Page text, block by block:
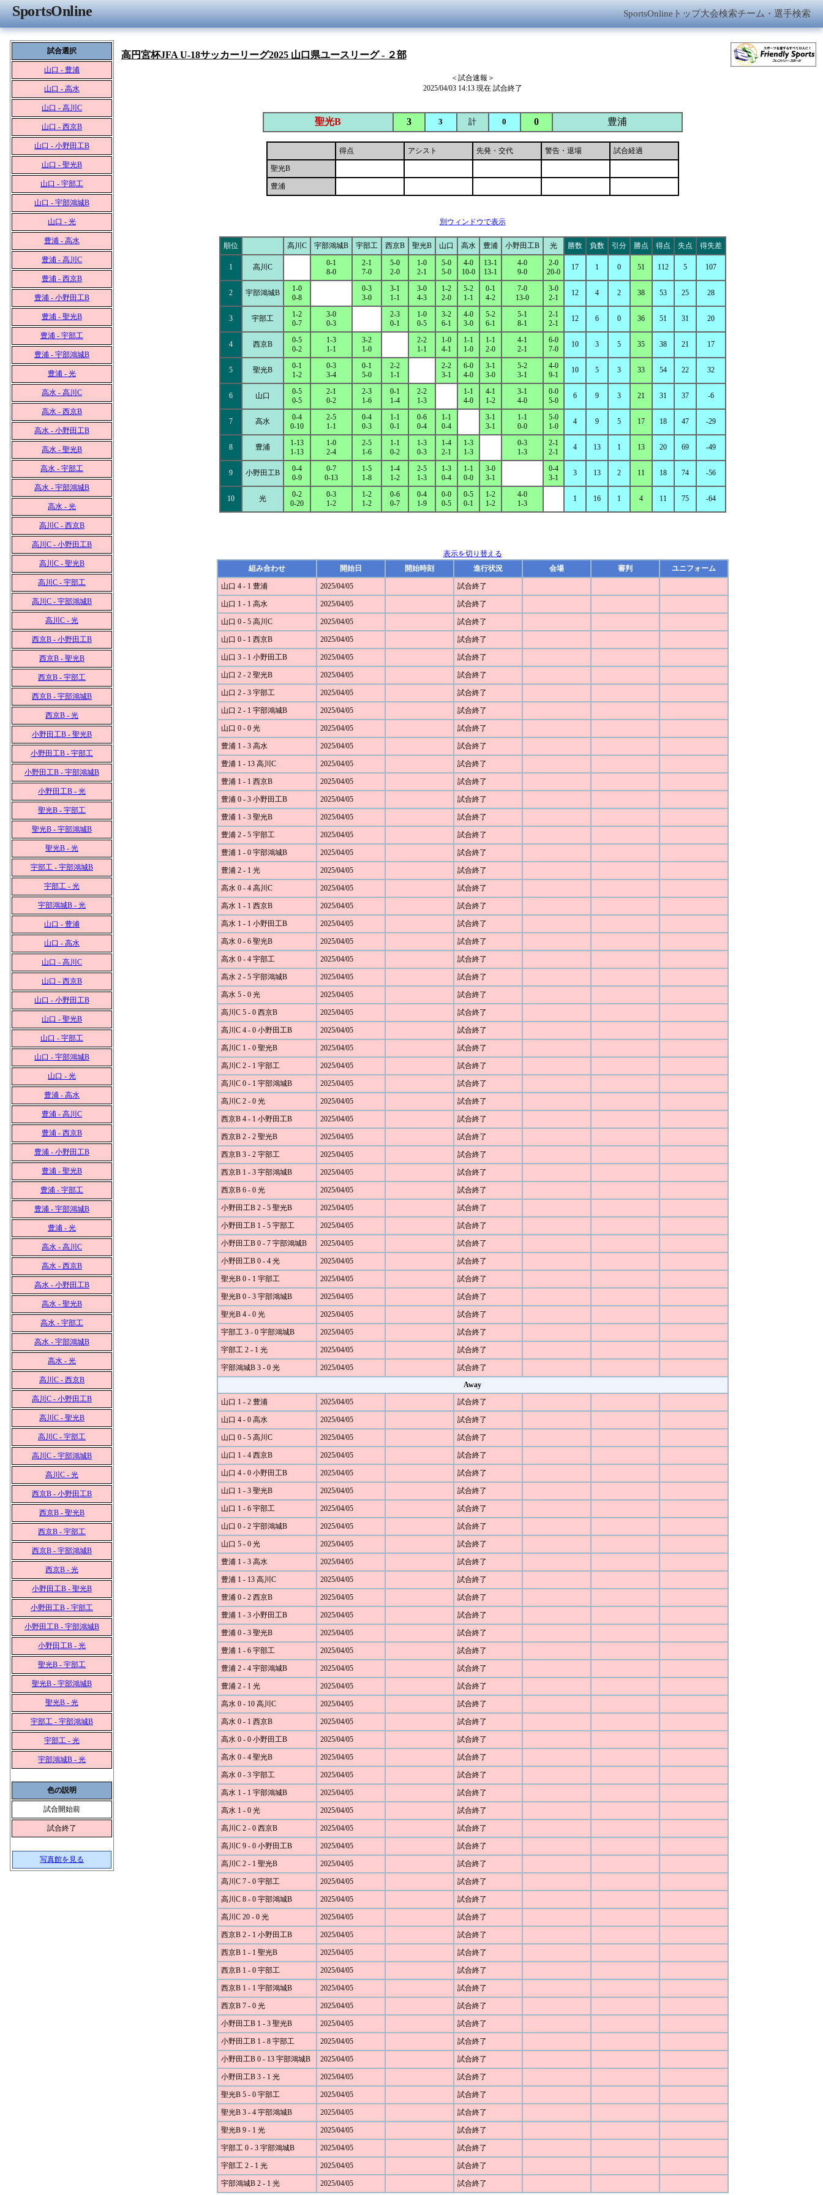
SportsOnline SportsOnlineトップ大会検索チーム・選手検索
試合選択
山口 - 豊浦
山口 - 高水
山口 - 高川C
山口 - 西京B
山口 - 小野田工B
山口 - 聖光B
山口 - 宇部工
山口 - 宇部鴻城B
山口 - 光
豊浦 - 高水
豊浦 - 高川C
豊浦 - 西京B
豊浦 - 小野田工B
豊浦 - 聖光B
豊浦 - 宇部工
豊浦 - 宇部鴻城B
豊浦 - 光
高水 - 高川C
高水 - 西京B
高水 - 小野田工B
高水 - 聖光B
高水 - 宇部工
高水 - 宇部鴻城B
高水 - 光
高川C - 西京B
高川C - 小野田工B
高川C - 聖光B
高川C - 宇部工
高川C - 宇部鴻城B
高川C - 光
西京B - 小野田工B
西京B - 聖光B
西京B - 宇部工
西京B - 宇部鴻城B
西京B - 光
小野田工B - 聖光B
小野田工B - 宇部工
小野田工B - 宇部鴻城B
小野田工B - 光
聖光B - 宇部工
聖光B - 宇部鴻城B
聖光B - 光
宇部工 - 宇部鴻城B
宇部工 - 光
宇部鴻城B - 光
山口 - 豊浦
山口 - 高水
山口 - 高川C
山口 - 西京B
山口 - 小野田工B
山口 - 聖光B
山口 - 宇部工
山口 - 宇部鴻城B
山口 - 光
豊浦 - 高水
豊浦 - 高川C
豊浦 - 西京B
豊浦 - 小野田工B
豊浦 - 聖光B
豊浦 - 宇部工
豊浦 - 宇部鴻城B
豊浦 - 光
高水 - 高川C
高水 - 西京B
高水 - 小野田工B
高水 - 聖光B
高水 - 宇部工
高水 - 宇部鴻城B
高水 - 光
高川C - 西京B
高川C - 小野田工B
高川C - 聖光B
高川C - 宇部工
高川C - 宇部鴻城B
高川C - 光
西京B - 小野田工B
西京B - 聖光B
西京B - 宇部工
西京B - 宇部鴻城B
西京B - 光
小野田工B - 聖光B
小野田工B - 宇部工
小野田工B - 宇部鴻城B
小野田工B - 光
聖光B - 宇部工
聖光B - 宇部鴻城B
聖光B - 光
宇部工 - 宇部鴻城B
宇部工 - 光
宇部鴻城B - 光
色の説明
試合開始前
試合終了
写真館を見る
高円宮杯JFA U-18サッカーリーグ2025 山口県ユースリーグ - ２部
＜試合速報＞
2025/04/03 14:13 現在 試合終了
聖光B 3 3 計 0 0 豊浦
得点 アシスト 先発・交代 警告・退場 試合経過
聖光B
豊浦
別ウィンドウで表示
順位 高川C 宇部鴻城B 宇部工 西京B 聖光B 山口 高水 豊浦 小野田工B 光 勝数 負数 引分 勝点 得点 失点 得失差
1 高川C
0-1
8-0
2-1
7-0
5-0
2-0
1-0
2-1
5-0
5-0
4-0
10-0
13-1
13-1
4-0
9-0
2-0
20-0
17 1 0 51 112 5 107
2 宇部鴻城B
1-0
0-8
0-3
3-0
3-1
1-1
3-0
4-3
1-2
2-0
5-2
1-1
0-1
4-2
7-0
13-0
3-0
2-1
12 4 2 38 53 25 28
3 宇部工
1-2
0-7
3-0
0-3
2-3
0-1
1-0
0-5
3-2
6-1
4-0
3-0
5-2
6-1
5-1
8-1
2-1
2-1
12 6 0 36 51 31 20
4 西京B
0-5
0-2
1-3
1-1
3-2
1-0
2-2
1-1
1-0
4-1
1-1
1-0
1-1
2-0
4-1
2-1
6-0
7-0
10 3 5 35 38 21 17
5 聖光B
0-1
1-2
0-3
3-4
0-1
5-0
2-2
1-1
2-2
3-1
6-0
4-0
3-1
3-0
5-2
3-1
4-0
9-1
10 5 3 33 54 22 32
6 山口
0-5
0-5
2-1
0-2
2-3
1-6
0-1
1-4
2-2
1-3
1-1
4-0
4-1
1-2
3-1
4-0
0-0
5-0
6 9 3 21 31 37 -6
7 高水
0-4
0-10
2-5
1-1
0-4
0-3
1-1
0-1
0-6
0-4
1-1
0-4
3-1
3-1
1-1
0-0
5-0
1-0
4 9 5 17 18 47 -29
8 豊浦
1-13
1-13
1-0
2-4
2-5
1-6
1-1
0-2
1-3
0-3
1-4
2-1
1-3
1-3
0-3
1-3
2-1
2-1
4 13 1 13 20 69 -49
9 小野田工B
0-4
0-9
0-7
0-13
1-5
1-8
1-4
1-2
2-5
1-3
1-3
0-4
1-1
0-0
3-0
3-1
0-4
3-1
3 13 2 11 18 74 -56
10 光
0-2
0-20
0-3
1-2
1-2
1-2
0-6
0-7
0-4
1-9
0-0
0-5
0-5
0-1
1-2
1-2
4-0
1-3
1 16 1 4 11 75 -64
表示を切り替える
組み合わせ
開始日 開始時刻 進行状況 会場 審判 ユニフォーム
山口 4 - 1 豊浦 2025/04/05 試合終了
山口 1 - 1 高水 2025/04/05 試合終了
山口 0 - 5 高川C 2025/04/05 試合終了
山口 0 - 1 西京B 2025/04/05 試合終了
山口 3 - 1 小野田工B 2025/04/05 試合終了
山口 2 - 2 聖光B 2025/04/05 試合終了
山口 2 - 3 宇部工 2025/04/05 試合終了
山口 2 - 1 宇部鴻城B 2025/04/05 試合終了
山口 0 - 0 光 2025/04/05 試合終了
豊浦 1 - 3 高水 2025/04/05 試合終了
豊浦 1 - 13 高川C 2025/04/05 試合終了
豊浦 1 - 1 西京B 2025/04/05 試合終了
豊浦 0 - 3 小野田工B 2025/04/05 試合終了
豊浦 1 - 3 聖光B 2025/04/05 試合終了
豊浦 2 - 5 宇部工 2025/04/05 試合終了
豊浦 1 - 0 宇部鴻城B 2025/04/05 試合終了
豊浦 2 - 1 光 2025/04/05 試合終了
高水 0 - 4 高川C 2025/04/05 試合終了
高水 1 - 1 西京B 2025/04/05 試合終了
高水 1 - 1 小野田工B 2025/04/05 試合終了
高水 0 - 6 聖光B 2025/04/05 試合終了
高水 0 - 4 宇部工 2025/04/05 試合終了
高水 2 - 5 宇部鴻城B 2025/04/05 試合終了
高水 5 - 0 光 2025/04/05 試合終了
高川C 5 - 0 西京B 2025/04/05 試合終了
高川C 4 - 0 小野田工B 2025/04/05 試合終了
高川C 1 - 0 聖光B 2025/04/05 試合終了
高川C 2 - 1 宇部工 2025/04/05 試合終了
高川C 0 - 1 宇部鴻城B 2025/04/05 試合終了
高川C 2 - 0 光 2025/04/05 試合終了
西京B 4 - 1 小野田工B 2025/04/05 試合終了
西京B 2 - 2 聖光B 2025/04/05 試合終了
西京B 3 - 2 宇部工 2025/04/05 試合終了
西京B 1 - 3 宇部鴻城B 2025/04/05 試合終了
西京B 6 - 0 光 2025/04/05 試合終了
小野田工B 2 - 5 聖光B 2025/04/05 試合終了
小野田工B 1 - 5 宇部工 2025/04/05 試合終了
小野田工B 0 - 7 宇部鴻城B 2025/04/05 試合終了
小野田工B 0 - 4 光 2025/04/05 試合終了
聖光B 0 - 1 宇部工 2025/04/05 試合終了
聖光B 0 - 3 宇部鴻城B 2025/04/05 試合終了
聖光B 4 - 0 光 2025/04/05 試合終了
宇部工 3 - 0 宇部鴻城B 2025/04/05 試合終了
宇部工 2 - 1 光 2025/04/05 試合終了
宇部鴻城B 3 - 0 光 2025/04/05
試合終了
Away
山口 1 - 2 豊浦
2025/04/05 試合終了
山口 4 - 0 高水 2025/04/05 試合終了
山口 0 - 5 高川C 2025/04/05 試合終了
山口 1 - 4 西京B 2025/04/05 試合終了
山口 4 - 0 小野田工B 2025/04/05 試合終了
山口 1 - 3 聖光B 2025/04/05 試合終了
山口 1 - 6 宇部工 2025/04/05 試合終了
山口 0 - 2 宇部鴻城B 2025/04/05 試合終了
山口 5 - 0 光 2025/04/05 試合終了
豊浦 1 - 3 高水 2025/04/05 試合終了
豊浦 1 - 13 高川C 2025/04/05 試合終了
豊浦 0 - 2 西京B 2025/04/05 試合終了
豊浦 1 - 3 小野田工B 2025/04/05 試合終了
豊浦 0 - 3 聖光B 2025/04/05 試合終了
豊浦 1 - 6 宇部工 2025/04/05 試合終了
豊浦 2 - 4 宇部鴻城B 2025/04/05 試合終了
豊浦 2 - 1 光 2025/04/05 試合終了
高水 0 - 10 高川C 2025/04/05 試合終了
高水 0 - 1 西京B 2025/04/05 試合終了
高水 0 - 0 小野田工B 2025/04/05 試合終了
高水 0 - 4 聖光B 2025/04/05 試合終了
高水 0 - 3 宇部工 2025/04/05 試合終了
高水 1 - 1 宇部鴻城B 2025/04/05 試合終了
高水 1 - 0 光 2025/04/05 試合終了
高川C 2 - 0 西京B 2025/04/05 試合終了
高川C 9 - 0 小野田工B 2025/04/05 試合終了
高川C 2 - 1 聖光B 2025/04/05 試合終了
高川C 7 - 0 宇部工 2025/04/05 試合終了
高川C 8 - 0 宇部鴻城B 2025/04/05 試合終了
高川C 20 - 0 光 2025/04/05 試合終了
西京B 2 - 1 小野田工B 2025/04/05 試合終了
西京B 1 - 1 聖光B 2025/04/05 試合終了
西京B 1 - 0 宇部工 2025/04/05 試合終了
西京B 1 - 1 宇部鴻城B 2025/04/05 試合終了
西京B 7 - 0 光 2025/04/05 試合終了
小野田工B 1 - 3 聖光B 2025/04/05 試合終了
小野田工B 1 - 8 宇部工 2025/04/05 試合終了
小野田工B 0 - 13 宇部鴻城B 2025/04/05 試合終了
小野田工B 3 - 1 光 2025/04/05 試合終了
聖光B 5 - 0 宇部工 2025/04/05 試合終了
聖光B 3 - 4 宇部鴻城B 2025/04/05 試合終了
聖光B 9 - 1 光 2025/04/05 試合終了
宇部工 0 - 3 宇部鴻城B 2025/04/05 試合終了
宇部工 2 - 1 光 2025/04/05 試合終了
宇部鴻城B 2 - 1 光 2025/04/05 試合終了